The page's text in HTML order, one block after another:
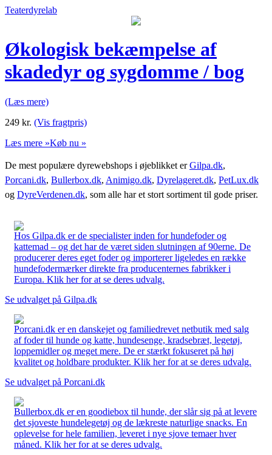
Teaterdyrelab
Økologisk bekæmpelse af
skadedyr og sygdomme / bog
(Læs mere)
249 kr. (Vis fragtpris)
Læs mere »Køb nu »
De mest populære dyrewebshops i øjeblikket erGilpa.dk,
Porcani.dk, Bullerbox.dk, Animigo.dk, Dyrelageret.dk, PetLux.dk
og DyreVerdenen.dk, som alle har et stort sortiment til gode priser.
Hos Gilpa.dk er de specialister inden for hundefoder og
kattemad – og det har de været siden slutningen af 90erne. De
producerer deres eget foder og importerer ligeledes en række
hundefodermærker direkte fra producenternes fabrikker i
Europa. Klik her for at se deres udvalg.
Se udvalget på Gilpa.dk
Porcani.dk er en danskejet og familiedrevet netbutik med salg
af foder til hunde og katte, hundesenge, kradsebræt, legetøj,
loppemidler og meget mere. De er stærkt fokuseret på høj
kvalitet og holdbare produkter. Klik her for at se deres udvalg.
Se udvalget på Porcani.dk
Bullerbox.dk er en goodiebox til hunde, der slår sig på at levere
det sjoveste hundelegetøj og de lækreste naturlige snacks. En
oplevelse for hele familien, leveret i nye sjove temaer hver
måned. Klik her for at se deres udvalg.